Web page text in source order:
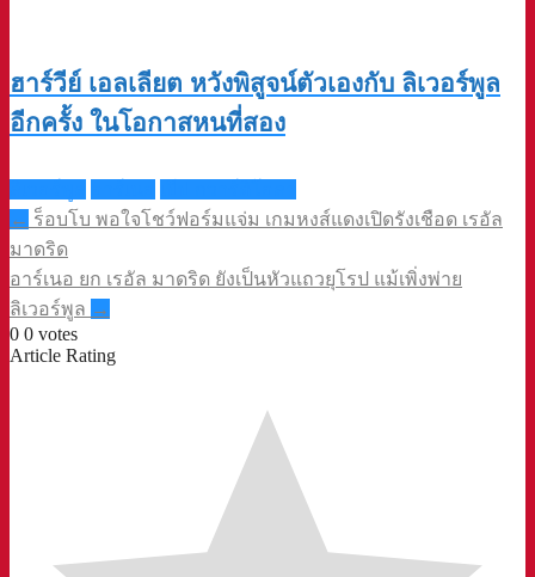
ฮาร์วีย์ เอลเลียต หวังพิสูจน์ตัวเองกับ ลิเวอร์พูล
อีกครั้ง ในโอกาสหนที่สอง
Post
navigation
← ร็อบโบ พอใจโชว์ฟอร์มแจ่ม เกมหงส์แดงเปิดรังเชือด เรอัล
มาดริด
อาร์เนอ ยก เรอัล มาดริด ยังเป็นหัวแถวยุโรป แม้เพิ่งพ่าย
ลิเวอร์พูล →
0 0 votes
Article Rating